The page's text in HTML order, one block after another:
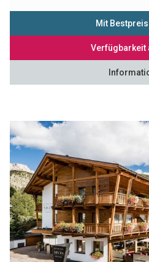
Mit
Verfügbarkeit